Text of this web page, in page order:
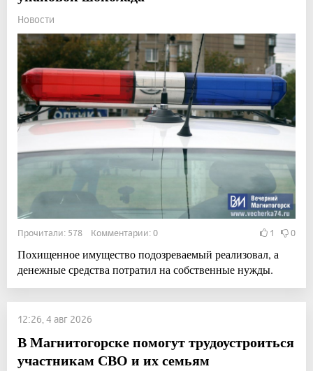
Новости
Прочитали: 578 Комментарии: 0 1 0
Похищенное имущество подозреваемый реализовал, а
денежные средства потратил на собственные нужды.
12:26, 4 авг 2026
В Магнитогорске помогут трудоустроиться
участникам СВО и их семьям